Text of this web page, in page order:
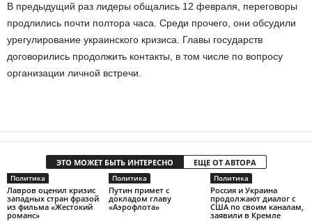
В предыдущий раз лидеры общались 12 февраля, переговоры
продлились почти полтора часа. Среди прочего, они обсудили
урегулирование украинского кризиса. Главы государств
договорились продолжить контакты, в том числе по вопросу
организации личной встречи.
ЭТО МОЖЕТ БЫТЬ ИНТЕРЕСНО ЕЩЕ ОТ АВТОРА
Политика
Лавров оценил кризис
западных стран фразой
из фильма «Жестокий
романс»
Политика
Путин примет с
докладом главу
«Аэрофлота»
Политика
Россия и Украина
продолжают диалог с
США по своим каналам,
заявили в Кремле